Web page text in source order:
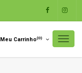
Meu Carrinho(0)